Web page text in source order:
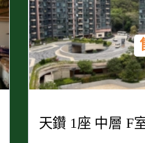
天鑽 1座 中層 F